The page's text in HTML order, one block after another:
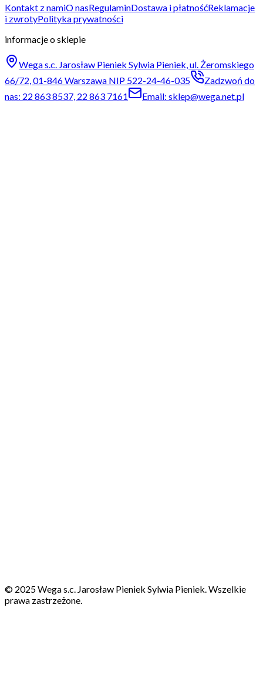
Kontakt z namiO nasRegulaminDostawa i płatnośćReklamacje
i zwrotyPolityka prywatności
informacje o sklepie
Wega s.c. Jarosław Pieniek Sylwia Pieniek, ul. Żeromskiego
66/72, 01-846 Warszawa NIP 522-24-46-035
Zadzwoń do
nas: 22 863 8537, 22 863 7161
Email: sklep@wega.net.pl
© 2025 Wega s.c. Jarosław Pieniek Sylwia Pieniek. Wszelkie
prawa zastrzeżone.